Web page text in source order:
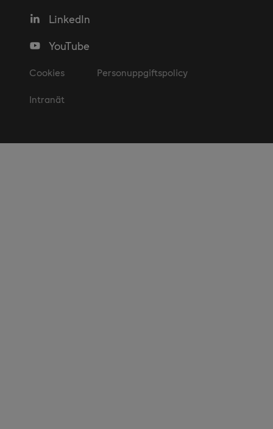
LinkedIn
YouTube
Cookies Personuppgiftspolicy
Intranät